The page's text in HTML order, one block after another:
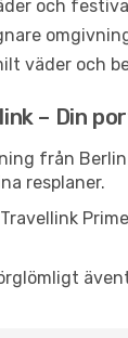
och
väder och
– Din
från
resplaner.